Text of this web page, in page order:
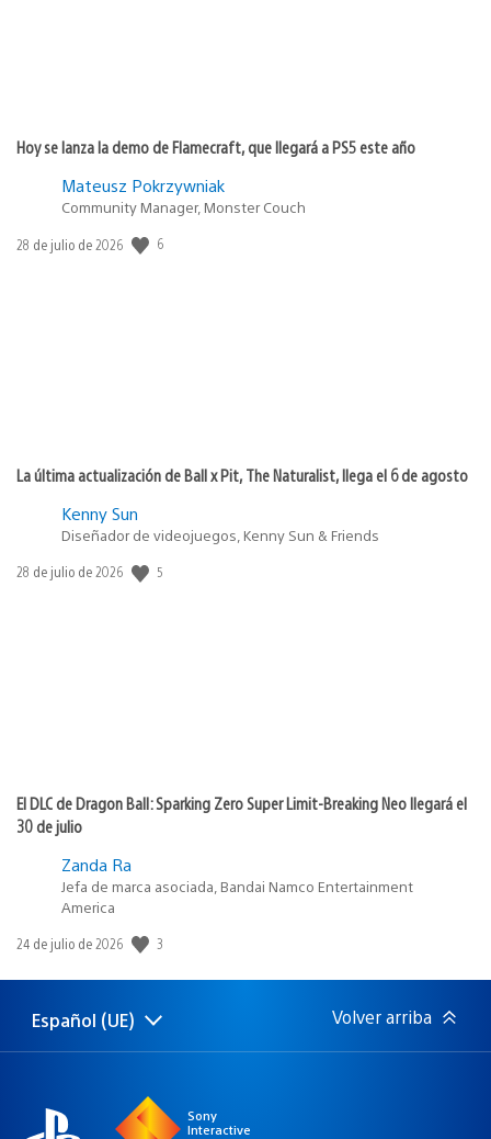
Hoy se lanza la demo de Flamecraft, que llegará a PS5 este año
Mateusz Pokrzywniak
Community Manager, Monster Couch
Fecha
28 de julio de 2026 6
La última actualización de Ball x Pit, The Naturalist, llega el 6 de agosto
Kenny Sun
Diseñador de videojuegos, Kenny Sun & Friends
Fecha
28 de julio de 2026 5
El DLC de Dragon Ball: Sparking Zero Super Limit-Breaking Neo llegará el
30 de julio
Zanda Ra
Jefa de marca asociada, Bandai Namco Entertainment
America
Fecha
publicación:
24 de julio de 2026 3
Selecciona
una
Región
actual:
Español (UE) Volver arriba
Sony
Interactive